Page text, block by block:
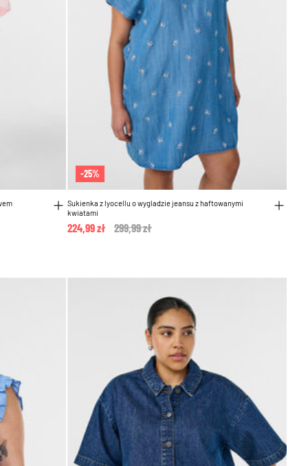
-25%
Sukienka z lyocellu o wygladzie jeansu z haftowanymi
kwiatami
Price reduced from
299,99 zł
224,99 zł